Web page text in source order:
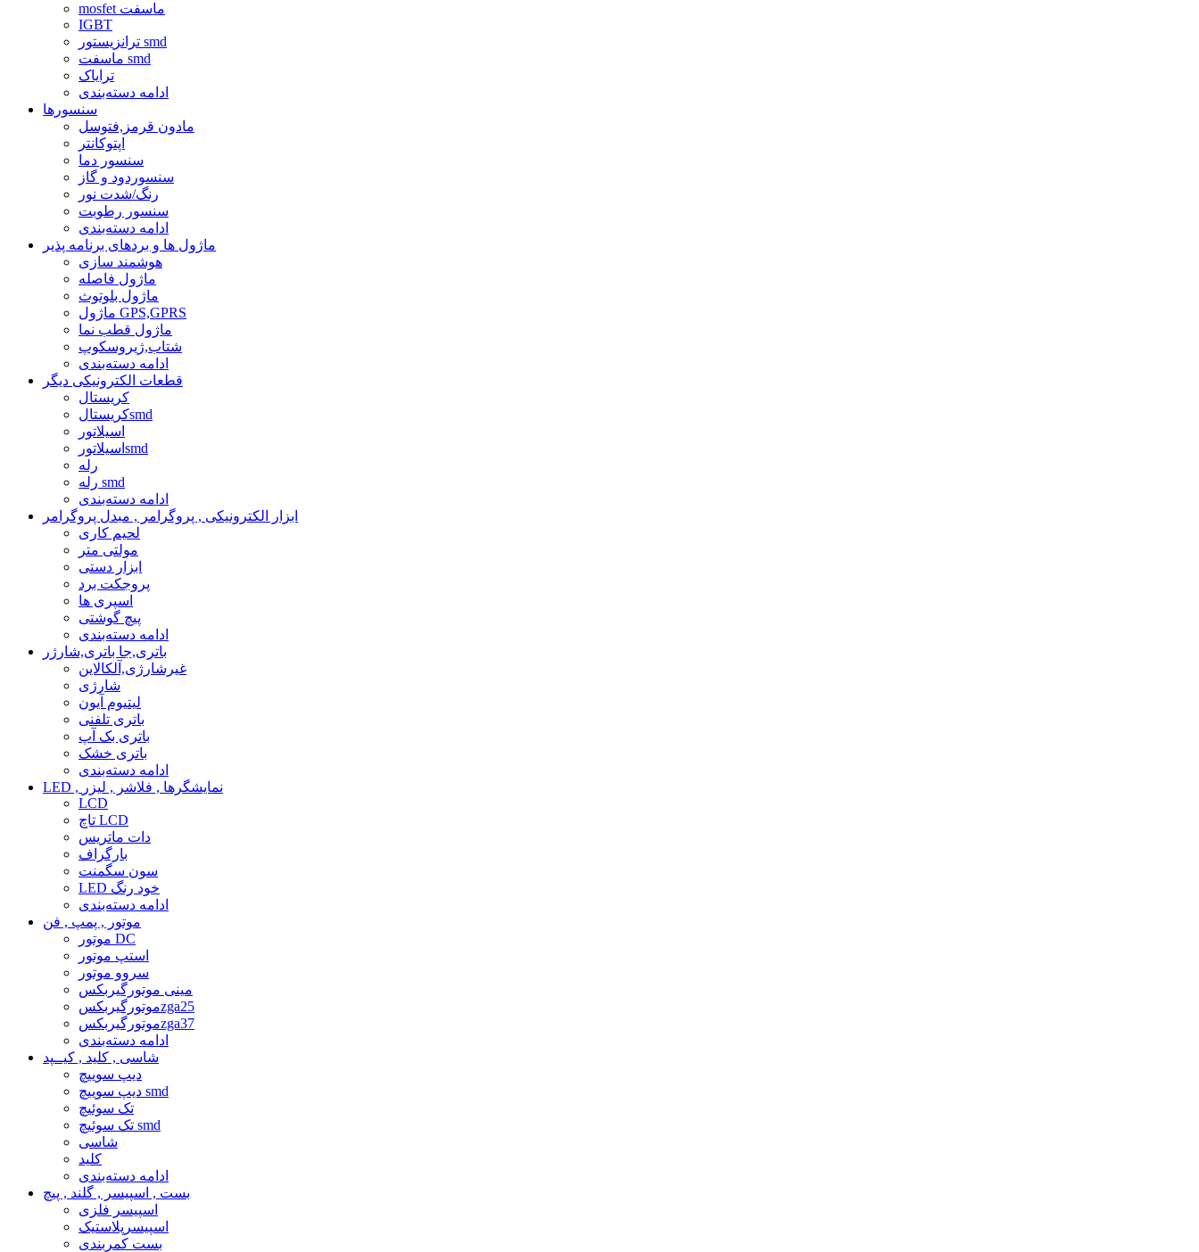
mosfet ماسفت
IGBT
ترانزیستور smd
ماسفت smd
ترایاک
ادامه دسته‌بندی
سنسورها
مادون قرمز,فتوسل
اپتوکانتر
سنسور دما
سنسوردود و گاز
رنگ/شدت نور
سنسور رطوبت
ادامه دسته‌بندی
ماژول ها و بردهای برنامه پذیر
هوشمند سازی
ماژول فاصله
ماژول بلوتوث
ماژول GPS,GPRS
ماژول قطب نما
شتاب,ژیروسکوپ
ادامه دسته‌بندی
قطعات الکترونیکی دیگر
کریستال
کریستالsmd
اسیلاتور
اسیلاتورsmd
رله
رله smd
ادامه دسته‌بندی
ابزار الکترونیکی , پروگرامر , مبدل پروگرامر
لحیم کاری
مولتی متر
ابزار دستی
پروجکت برد
اسپری ها
پیچ گوشتی
ادامه دسته‌بندی
باتری,جا باتری,شارژر
غیرشارژی,آلکالاین
شارژی
لیتیوم آیون
باتری تلفنی
باتری بک آپ
باتری خشک
ادامه دسته‌بندی
LED , نمایشگرها , فلاشر , لیزر
LCD
تاچ LCD
دات ماتریس
بارگراف
سون سگمنت
LED خود رنگ
ادامه دسته‌بندی
موتور , پمپ , فن
موتور DC
استپ موتور
سروو موتور
مینی موتورگیربکس
موتورگیربکسzga25
موتورگیربکسzga37
ادامه دسته‌بندی
شاسی , کلید , کیــپد
دیپ سوییچ
دیپ سوییچ smd
تک سوئیچ
تک سوئیچ smd
شاسی
کلید
ادامه دسته‌بندی
بست , اسپیسر , گلند , پیچ
اسپیسر فلزی
اسپیسرپلاستیک
بست کمربندی